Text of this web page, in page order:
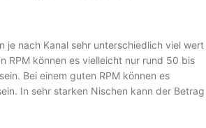
je nach Kanal sehr unterschiedlich viel wert
RPM können es vielleicht nur rund 50 bis
Bei einem guten RPM können es
In sehr starken Nischen kann der Betrag